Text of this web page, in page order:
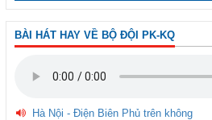
BÀI HÁT HAY VỀ BỘ ĐỘI PK-KQ
Hà Nội - Điện Biên Phủ trên không